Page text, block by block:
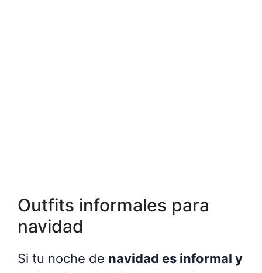
Outfits informales para
navidad
Si tu noche de navidad es informal y